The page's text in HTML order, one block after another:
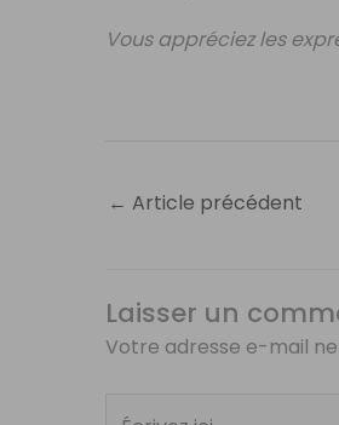
Vous appréciez les
← Article précédent
Laisser un
Votre adresse e-mail
Écrivez